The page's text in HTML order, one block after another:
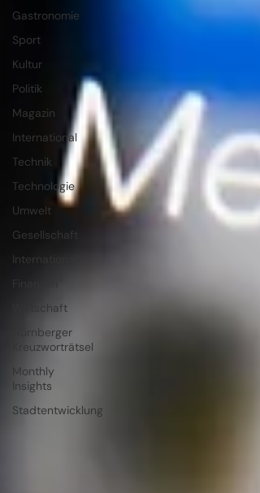
Gastronomie
Sport
Kultur
Politik
Magazin
International
Technik
Technologie
Umwelt
Gesellschaft
International
Wirtschaft
Nürnberger
Kreuzworträtsel
Monthly
Insights
Stadtentwicklung